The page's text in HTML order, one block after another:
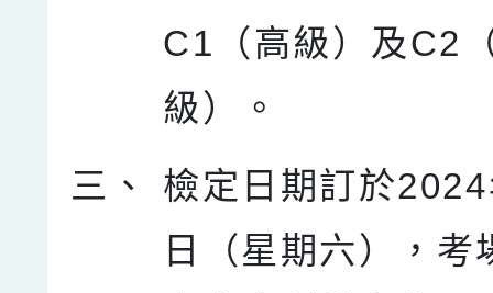
C1（高級）及C2
級）。
三、
檢定日期訂於
日（星期六），考